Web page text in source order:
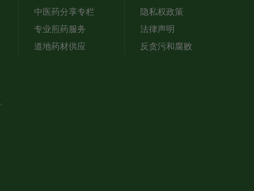
中医药分享专栏
专业煎药服务
道地药材供应
隐私权政策
法律声明
反贪污和腐败